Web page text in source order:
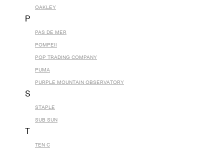
OAKLEY
P
PAS DE MER
POMPEII
POP TRADING COMPANY
PUMA
PURPLE MOUNTAIN OBSERVATORY
S
STAPLE
SUB SUN
TEN C